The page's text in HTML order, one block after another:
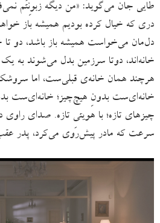
طایی جان می‌گوید: «من دیگه زبونِتَم
دری که خیال کرده بودیم همیشه باز
دل‌مان می‌خواست همیشه باز باشد، دو
خانه‌اند، دوتا سرزمین بدل می‌شوند به
هرچند همان خانه‌ی قبلی‌ست، اما
خانه‌ای‌ست بدونِ هیچ‌چیز؛ خانه‌ای‌ست
چیزهای تازه؛ با هویتی تازه. صدای
سرعت که مادر پیش‌رَوی می‌کرد، پدر